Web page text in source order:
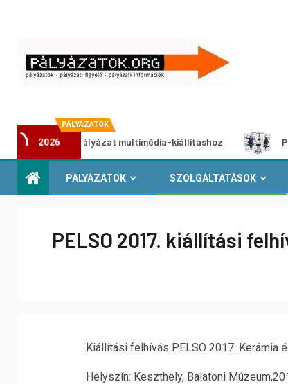
PÁLYÁZATOK
2026
pályázat multimédia-kiállításhoz Pályázat
PÁLYÁZATOK SZOLGÁLTATÁSOK
PELSO 2017. kiállítási
Kiállítási felhívás PELSO 2017. Kerámia
Helyszín: Keszthely, Balatoni